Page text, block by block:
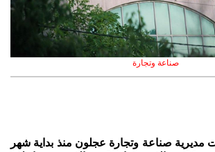
صناعة وتجارة
مديرية صناعة وتجارة عجلون منذ بداية شهر